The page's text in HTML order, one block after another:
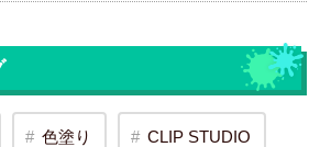
色塗り CLIP STUDIO